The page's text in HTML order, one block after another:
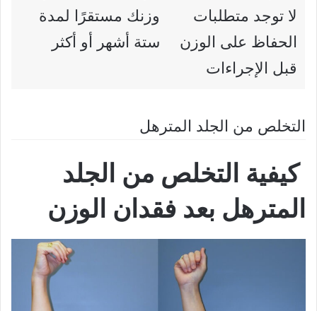
لا توجد متطلبات
الحفاظ على الوزن
قبل الإجراءات
وزنك مستقرًا لمدة
ستة أشهر أو أكثر
التخلص من الجلد المترهل
كيفية التخلص من الجلد
المترهل بعد فقدان الوزن